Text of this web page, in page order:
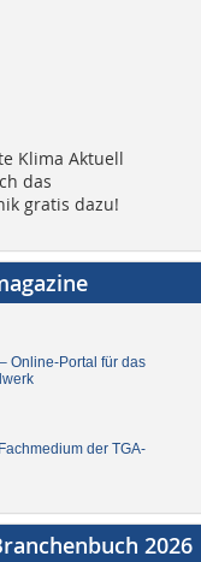
Klima Aktuell
das
gratis dazu!
Online-Portal für das
der TGA-
2026